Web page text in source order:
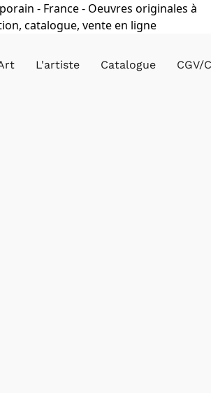
- France - Oeuvres originales à
catalogue, vente en ligne
L'artiste Catalogue CGV/